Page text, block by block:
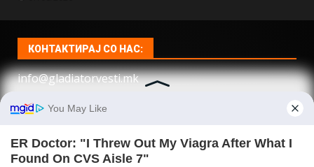
КОНТАКТИРАЈ СО НАС:
info@gladiatorvesti.mk
НАЈНОВО
(ВИДЕО) Неверојатен гест од Ким кон Путин: Еве
што итно испратил во Русија